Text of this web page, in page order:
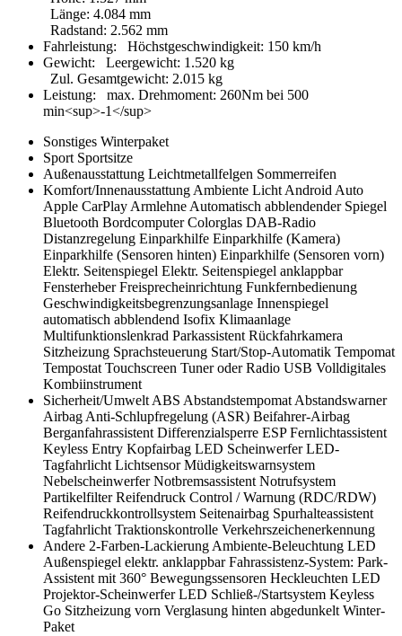
Länge: 4.084 mm
Radstand: 2.562 mm
Fahrleistung:
Höchstgeschwindigkeit: 150 km/h
Gewicht:
Leergewicht: 1.520 kg
Zul. Gesamtgewicht: 2.015 kg
Leistung:
max. Drehmoment: 260Nm bei 500
min<sup>-1</sup>
Sonstiges Winterpaket
Sport Sportsitze
Außenausstattung Leichtmetallfelgen Sommerreifen
Komfort/Innenausstattung Ambiente Licht Android Auto
Apple CarPlay Armlehne Automatisch abblendender Spiegel
Bluetooth BordcomputerColorglas DAB-Radio
Distanzregelung Einparkhilfe Einparkhilfe (Kamera)
Einparkhilfe (Sensoren hinten) Einparkhilfe (Sensoren vorn)
Elektr. Seitenspiegel Elektr. Seitenspiegel anklappbar
FensterheberFreisprecheinrichtung Funkfernbedienung
Geschwindigkeitsbegrenzungsanlage Innenspiegel
automatisch abblendend Isofix Klimaanlage
Multifunktionslenkrad Parkassistent Rückfahrkamera
Sitzheizung Sprachsteuerung Start/Stop-Automatik Tempomat
Tempostat Touchscreen Tuner oder Radio USB Volldigitales
Kombiinstrument
Sicherheit/Umwelt ABS Abstandstempomat Abstandswarner
Airbag Anti-Schlupfregelung (ASR) Beifahrer-Airbag
Berganfahrassistent Differenzialsperre ESPFernlichtassistent
Keyless Entry Kopfairbag LED ScheinwerferLED-
Tagfahrlicht LichtsensorMüdigkeitswarnsystem
NebelscheinwerferNotbremsassistent Notrufsystem
PartikelfilterReifendruck Control / Warnung (RDC/RDW)
Reifendruckkontrollsystem Seitenairbag Spurhalteassistent
Tagfahrlicht Traktionskontrolle Verkehrszeichenerkennung
Andere 2-Farben-Lackierung Ambiente-Beleuchtung LED
Außenspiegel elektr. anklappbarFahrassistenz-System: Park-
Assistent mit 360° Bewegungssensoren Heckleuchten LED
Projektor-Scheinwerfer LED Schließ-/Startsystem Keyless
Go Sitzheizung vorn Verglasung hinten abgedunkelt Winter-
Paket